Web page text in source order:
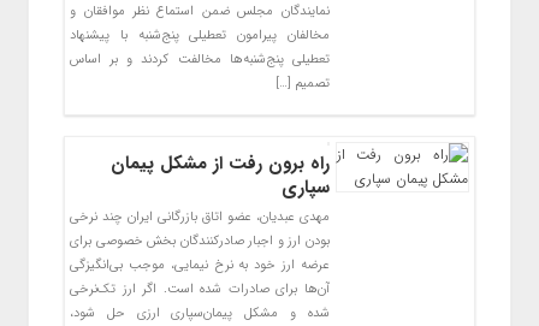
نمایندگان مجلس ضمن استماع نظر موافقان و
مخالفان پیرامون تعطیلی پنج‌شنبه با پیشنهاد
تعطیلی پنج‌شنبه‌ها مخالفت کردند و بر اساس
تصمیم […]
راه برون رفت از مشکل پیمان
سپاری
مهدی عبدیان، عضو اتاق بازرگانی ایران چند نرخی
بودن ارز و اجبار صادرکنندگان بخش خصوصی برای
عرضه ارز خود به نرخ نیمایی، موجب بی‌انگیزگی
آن‌ها برای صادرات شده است. اگر ارز تک‌نرخی
شده و مشکل پیمان‌سپاری ارزی حل شود،